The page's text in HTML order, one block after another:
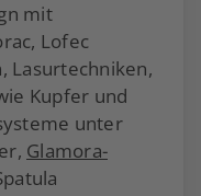
mit
Lofec
Lasurtechniken,
Kupfer und
unter
Glamora-